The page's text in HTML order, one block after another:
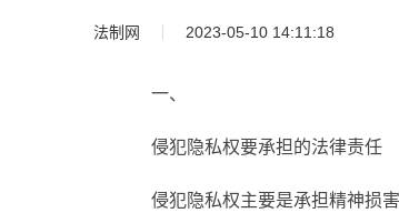
法制网 2023-05-10 14:11:18
一、
侵犯隐私权要承担的法律责任
侵犯隐私权主要是承担精神损